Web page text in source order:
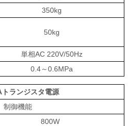
350kg
50kg
単相AC 220V/50Hz
0.4～0.6MPa
トランジスタ電源
制御機能
800W